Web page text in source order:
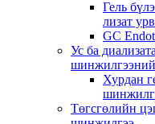
Гель
лизат
GC
Ус ба
Хурдан
Төгсгөлийн